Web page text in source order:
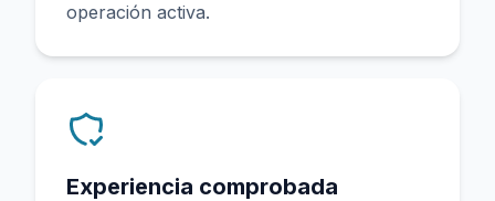
operación activa.
Experiencia comprobada